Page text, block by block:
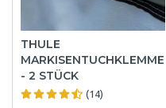
THULE
MARKISENTUCHKLEMME
- 2 STÜCK
(14)